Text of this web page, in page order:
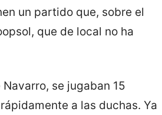
un partido que, sobre el
que de local no ha
se jugaban 15
a las duchas. Ya